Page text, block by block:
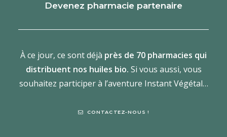
Devenez pharmacie partenaire
À ce jour, ce sont déjà près de 70 pharmacies qui
distribuent nos huiles bio. Si vous aussi, vous
souhaitez participer à l’aventure Instant Végétal…
CONTACTEZ-NOUS !